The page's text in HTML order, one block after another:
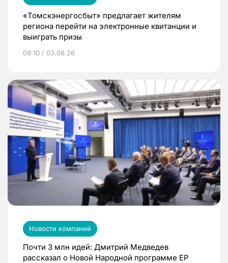
«Томскэнергосбыт» предлагает жителям
региона перейти на электронные квитанции и
выиграть призы
09:10 / 03.08.26
Новости компаний
Почти 3 млн идей: Дмитрий Медведев
рассказал о Новой Народной программе ЕР